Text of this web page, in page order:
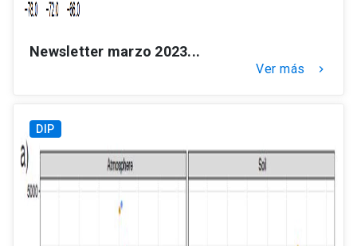
Newsletter marzo 2023...
Ver más keyboard_arrow_right
DIP